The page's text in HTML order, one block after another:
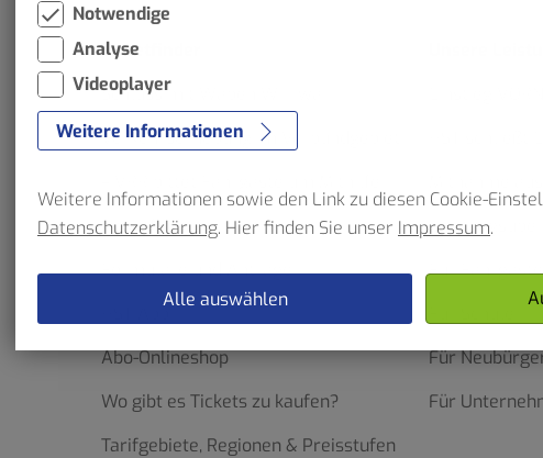
Ticketfinder
Schluss mit Waben Wirrwarr
Verkehrserhebung im Verbundgebiet
Ticketfinder
Formulare und Anträge
Abo-Onlineshop
Wo gibt es Tickets zu kaufen?
Tarifgebiete, Regionen & Preisstufen
Für Fahrgäste
Für
Für
Für
Notwendige
Analyse
Videoplayer
Weitere Informationen
Weitere Informationen sowie den Link zu diesen Cookie-
Datenschutzerklärung. Hier finden Sie unser Impressum.
Alle auswählen